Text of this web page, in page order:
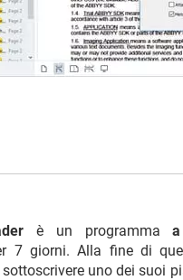
è un programma
7 giorni. Alla fine di
uno dei suoi